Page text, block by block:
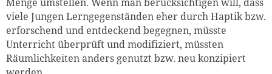
viele Jungen Lerngegenständen eher durch Haptik bzw.
erforschend und entdeckend begegnen, müsste
Unterricht überprüft und modifiziert, müssten
Räumlichkeiten anders genutzt bzw. neu konzipiert